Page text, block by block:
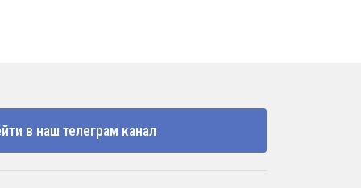
в наш телеграм канал